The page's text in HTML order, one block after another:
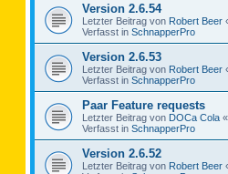
Version 2.6.54
Letzter Beitrag von Robert Beer
Verfasst in SchnapperPro
Version 2.6.53
Letzter Beitrag von Robert Beer
Verfasst in SchnapperPro
Paar Feature requests
Letzter Beitrag von DOCa Cola «
Verfasst in SchnapperPro
Version 2.6.52
Letzter Beitrag von Robert Beer